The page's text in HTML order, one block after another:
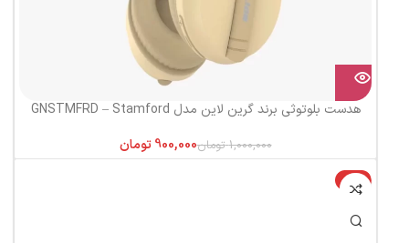
هدست بلوتوثی برند گرین لاین مدل GNSTMFRD – Stamford
1,000,000 تومان900,000 تومان
-4%